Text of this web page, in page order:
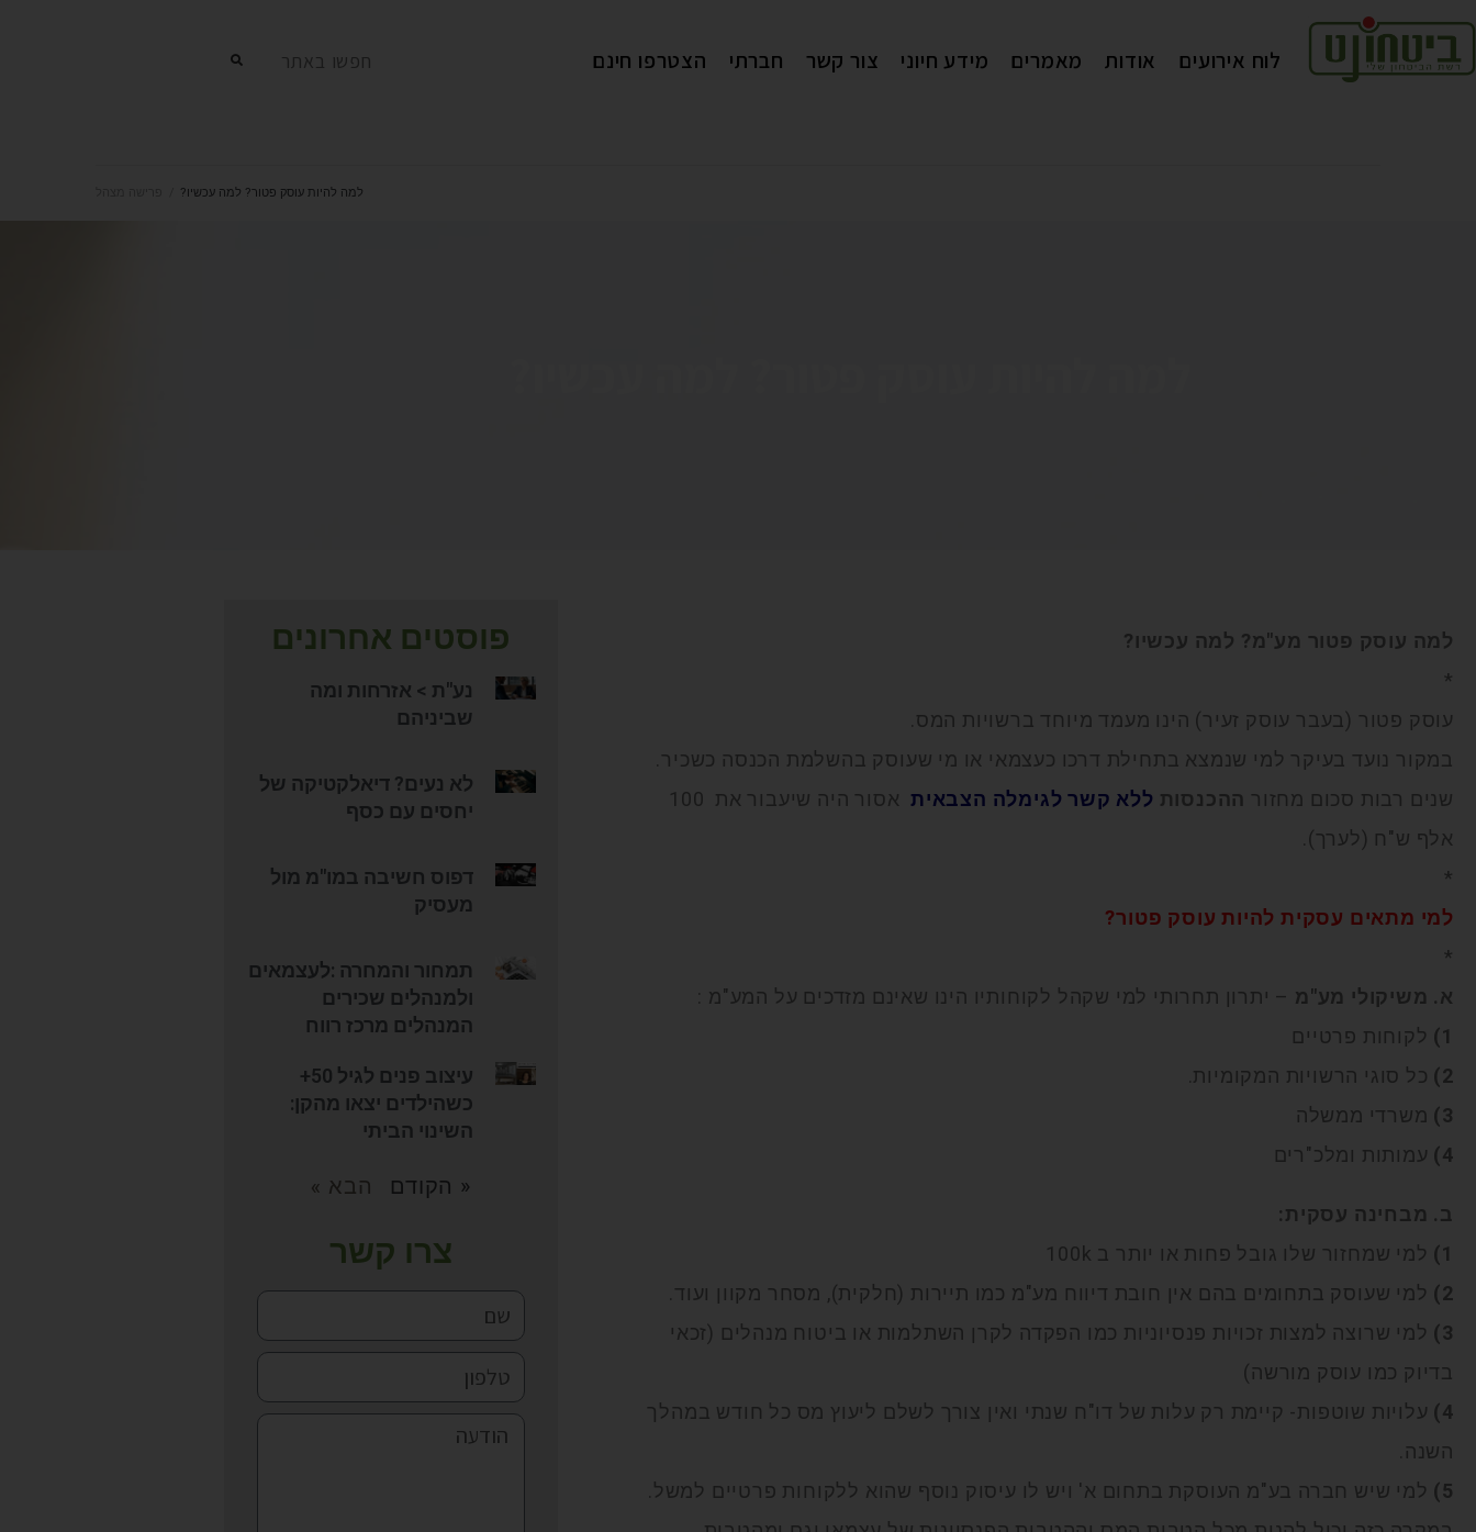
לוח אירועים אודות מאמרים מידע חיוני צור קשר חברתי הצטרפו חינם חפשו באתר
למה להיות עוסק פטור? למה עכשיו?
למה עוסק פטור מע"מ? למה עכשיו?
*
עוסק פטור (בעבר עוסק זעיר) הינו מעמד מיוחד ברשויות המס.
במקור נועד בעיקר למי שנמצא בתחילת דרכו כעצמאי או מי שעוסק בהשלמת הכנסה כשכיר.
שנים רבות סכום מחזור ההכנסות ללא קשר לגימלה הצבאית
אסור היה שיעבור את 100
אלף ש"ח (לערך).
*
למי מתאים עסקית להיות עוסק פטור?
*
א. משיקולי מע"מ – יתרון תחרותי למי שקהל לקוחותיו הינו שאינם מזדכים על המע"מ :
1)
לקוחות פרטיים
2)
כל סוגי הרשויות המקומיות.
3)
משרדי ממשלה
4)
עמותות ומלכ"רים
ב. מבחינה עסקית:
1)
למי שמחזור שלו גובל פחות או יותר ב 100k
2)
למי שעוסק בתחומים בהם אין חובת דיווח מע"מ כמו תיירות (חלקית), מסחר מקוון ועוד.
3)
למי שרוצה למצות זכויות פנסיוניות כמו הפקדה לקרן השתלמות או ביטוח מנהלים (זכאי
בדיוק כמו עוסק מורשה)
4)
עלויות שוטפות- קיימת רק עלות של דו"ח שנתי ואין צורך לשלם ליעוץ מס כל חודש במהלך
השנה.
5)
למי שיש חברה בע"מ העוסקת בתחום א' ויש לו עיסוק נוסף שהוא ללקוחות פרטיים למשל.
פוסטים אחרונים
נע"ת > אזרחות ומה
שביניהם
לא נעים? דיאלקטיקה של
יחסים עם כסף
דפוס חשיבה במו"מ מול
מעסיק
תמחור והמחרה :לעצמאים
ולמנהלים שכירים
המנהלים מרכז רווח
עיצוב פנים לגיל 50+
כשהילדים יצאו מהקן:
השינוי הביתי
« הקודם הבא »
צרו קשר